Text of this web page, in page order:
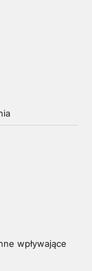
wpływające